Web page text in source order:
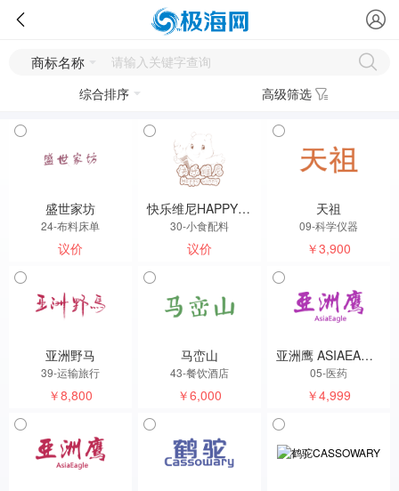
商标名称
综合排序 高级筛选
盛世家坊
24-布料床单
议价
快乐维尼HAPPYWINNY
30-小食配料
议价
天祖
09-科学仪器
￥3,900
亚洲野马
39-运输旅行
￥8,800
马峦山
43-餐饮酒店
￥6,000
亚洲鹰 ASIAEAGLE
05-医药
￥4,999